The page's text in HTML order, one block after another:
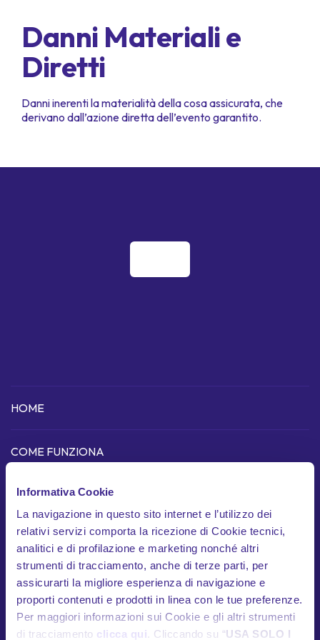
Informativa Cookie
La navigazione in questo sito internet e l’utilizzo dei
relativi servizi comporta la ricezione di Cookie tecnici,
analitici e di profilazione e marketing nonché altri
strumenti di tracciamento, anche di terze parti, per
assicurarti la migliore esperienza di navigazione e
proporti contenuti e prodotti in linea con le tue preferenze.
Per maggiori informazioni sui Cookie e gli altri strumenti
di tracciamento clicca qui . Cliccando su “USA SOLO I
Danni Materiali e
Diretti
Danni inerenti la materialità della cosa assicurata, che
derivano dall’azione diretta dell’evento garantito.
HOME
COME FUNZIONA
Dispositivo telematico
In cosa siamo unici
Garanzie
Documenti contrattuali